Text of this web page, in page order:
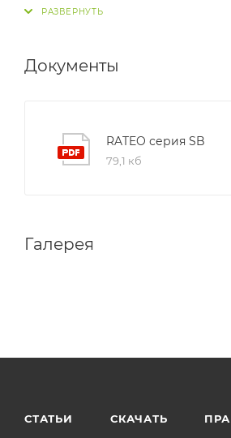
Документы
RATEO серия SB
79,1 кб
Галерея
СТАТЬИ СКАЧАТЬ